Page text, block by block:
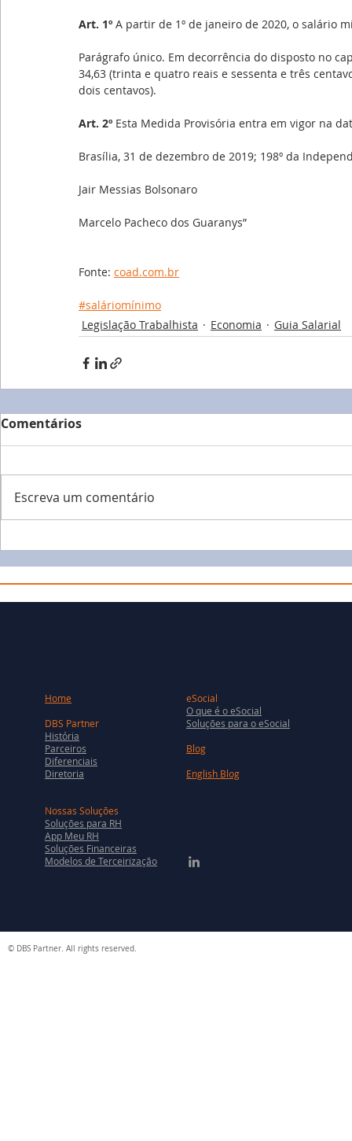
Art. 1º A partir de 1º de janeiro de 2020, o salário
Parágrafo único. Em decorrência do disposto no
34,63 (trinta e quatro reais e sessenta e três
dois centavos).
Art. 2º Esta Medida Provisória entra em vigor na
Brasília, 31 de dezembro de 2019; 198º da
Jair Messias Bolsonaro
Marcelo Pacheco dos Guaranys”
Fonte: coad.com.br
#saláriomínimo
Legislação Trabalhista
Economia Guia Salarial
Comentários
Escreva um comentário
Home
DBS Partner
História
Parceiros
Diferenciais
Diretoria
eSocial
O que é o eSocial
Soluções para o eSocial
Blog
English Blog
Nossas Soluções
Soluções para RH
App Meu RH
Soluções Financeiras
Modelos de Terceirização
© DBS Partner. All rights reserved.